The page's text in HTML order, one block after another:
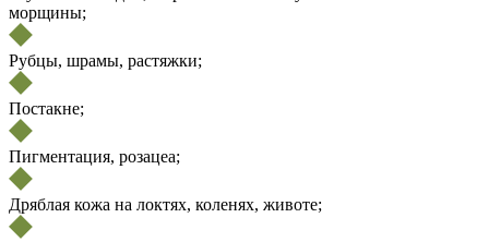
морщины;
Рубцы, шрамы, растяжки;
Постакне;
Пигментация, розацеа;
Дряблая кожа на локтях, коленях, животе;